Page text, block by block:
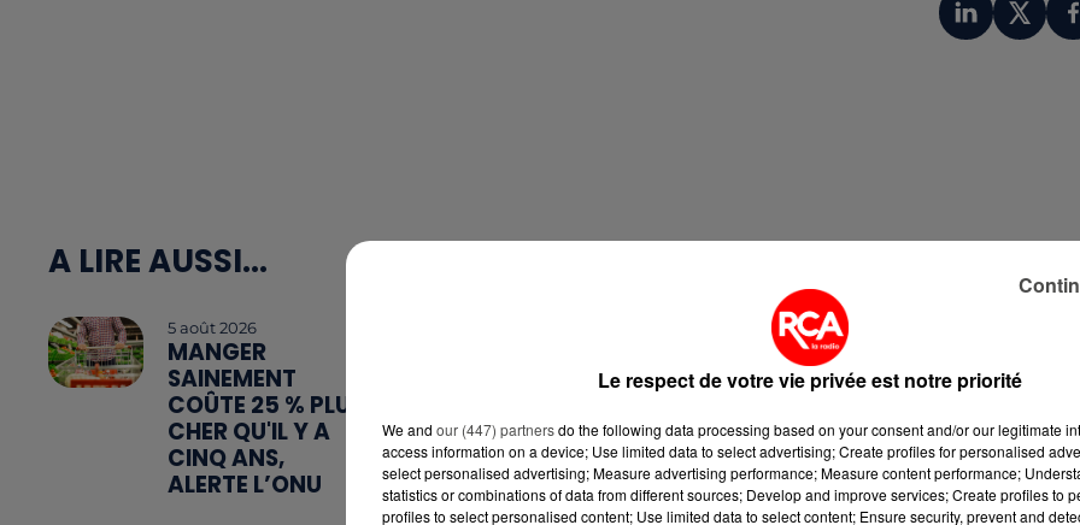
A LIRE AUSSI...
5 août 2026
MANGER
SAINEMENT
COÛTE 25 % PLUS
CHER QU'IL Y A
CINQ ANS,
ALERTE L’ONU
LES MARQUES QUI
MEILLEUR
RAPPORT...
RÉFLEXES À
ÉVITER
L'INVASION CET
ÉTÉ...
Le respect de votre vie privée est notre priorité
We and our (447) partnersdo the following data processing based on your consent and/or our legitimate
access information on a device; Use limited data to select advertising; Create profiles for personalised
select personalised advertising; Measure advertising performance; Measure content performance;
statistics or combinations of data from different sources; Develop and improve services; Create profiles to
profiles to select personalised content; Use limited data to select content; Ensure security, prevent and